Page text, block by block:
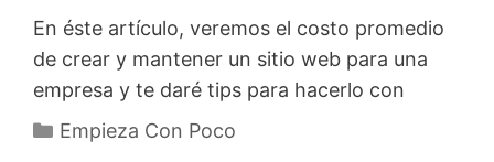
En éste artículo, veremos el costo promedio
de crear y mantener un sitio web para una
empresa y te daré tips para hacerlo con
Categorías
Empieza Con Poco